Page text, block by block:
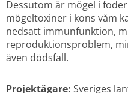
Dessutom är mögel i
mögeltoxiner i kons våm
nedsatt immunfunktion,
reproduktionsproblem,
även dödsfall.
Projektägare: Sveriges